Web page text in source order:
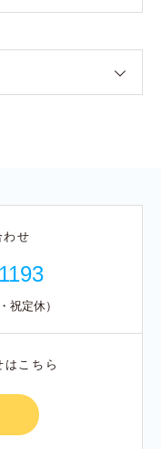
せ
祝定休）
こちら